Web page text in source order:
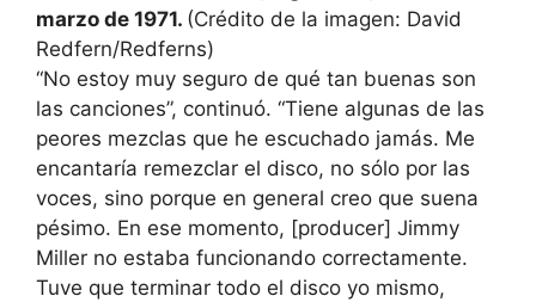
marzo de 1971. (Crédito de la imagen: David
Redfern/Redferns)
“No estoy muy seguro de qué tan buenas son
las canciones”, continuó. “Tiene algunas de las
peores mezclas que he escuchado jamás. Me
encantaría remezclar el disco, no sólo por las
voces, sino porque en general creo que suena
pésimo. En ese momento, [producer] Jimmy
Miller no estaba funcionando correctamente.
Tuve que terminar todo el disco yo mismo,